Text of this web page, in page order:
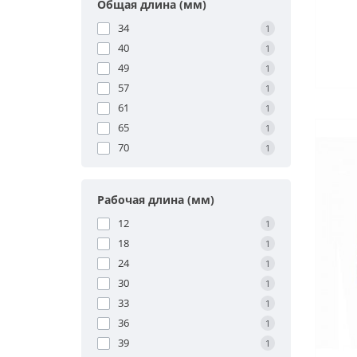
Общая длина (мм)
34 1
40 1
49 1
57 1
61 1
65 1
70 1
Рабочая длина (мм)
12 1
18 1
24 1
30 1
33 1
36 1
39 1